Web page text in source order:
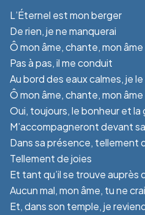
L’Éternel est mon berger
De rien, je ne manquerai
Ô mon âme, chante, mon âme
Pas à pas, il me conduit
Au bord des eaux calmes, je le
Ô mon âme, chante, mon âme
Oui, toujours, le bonheur et la
M’accompagneront devant
Dans sa présence, tellement
Tellement de joies
Et tant qu’il se trouve auprès
Aucun mal, mon âme, tu ne
Et, dans son temple, je